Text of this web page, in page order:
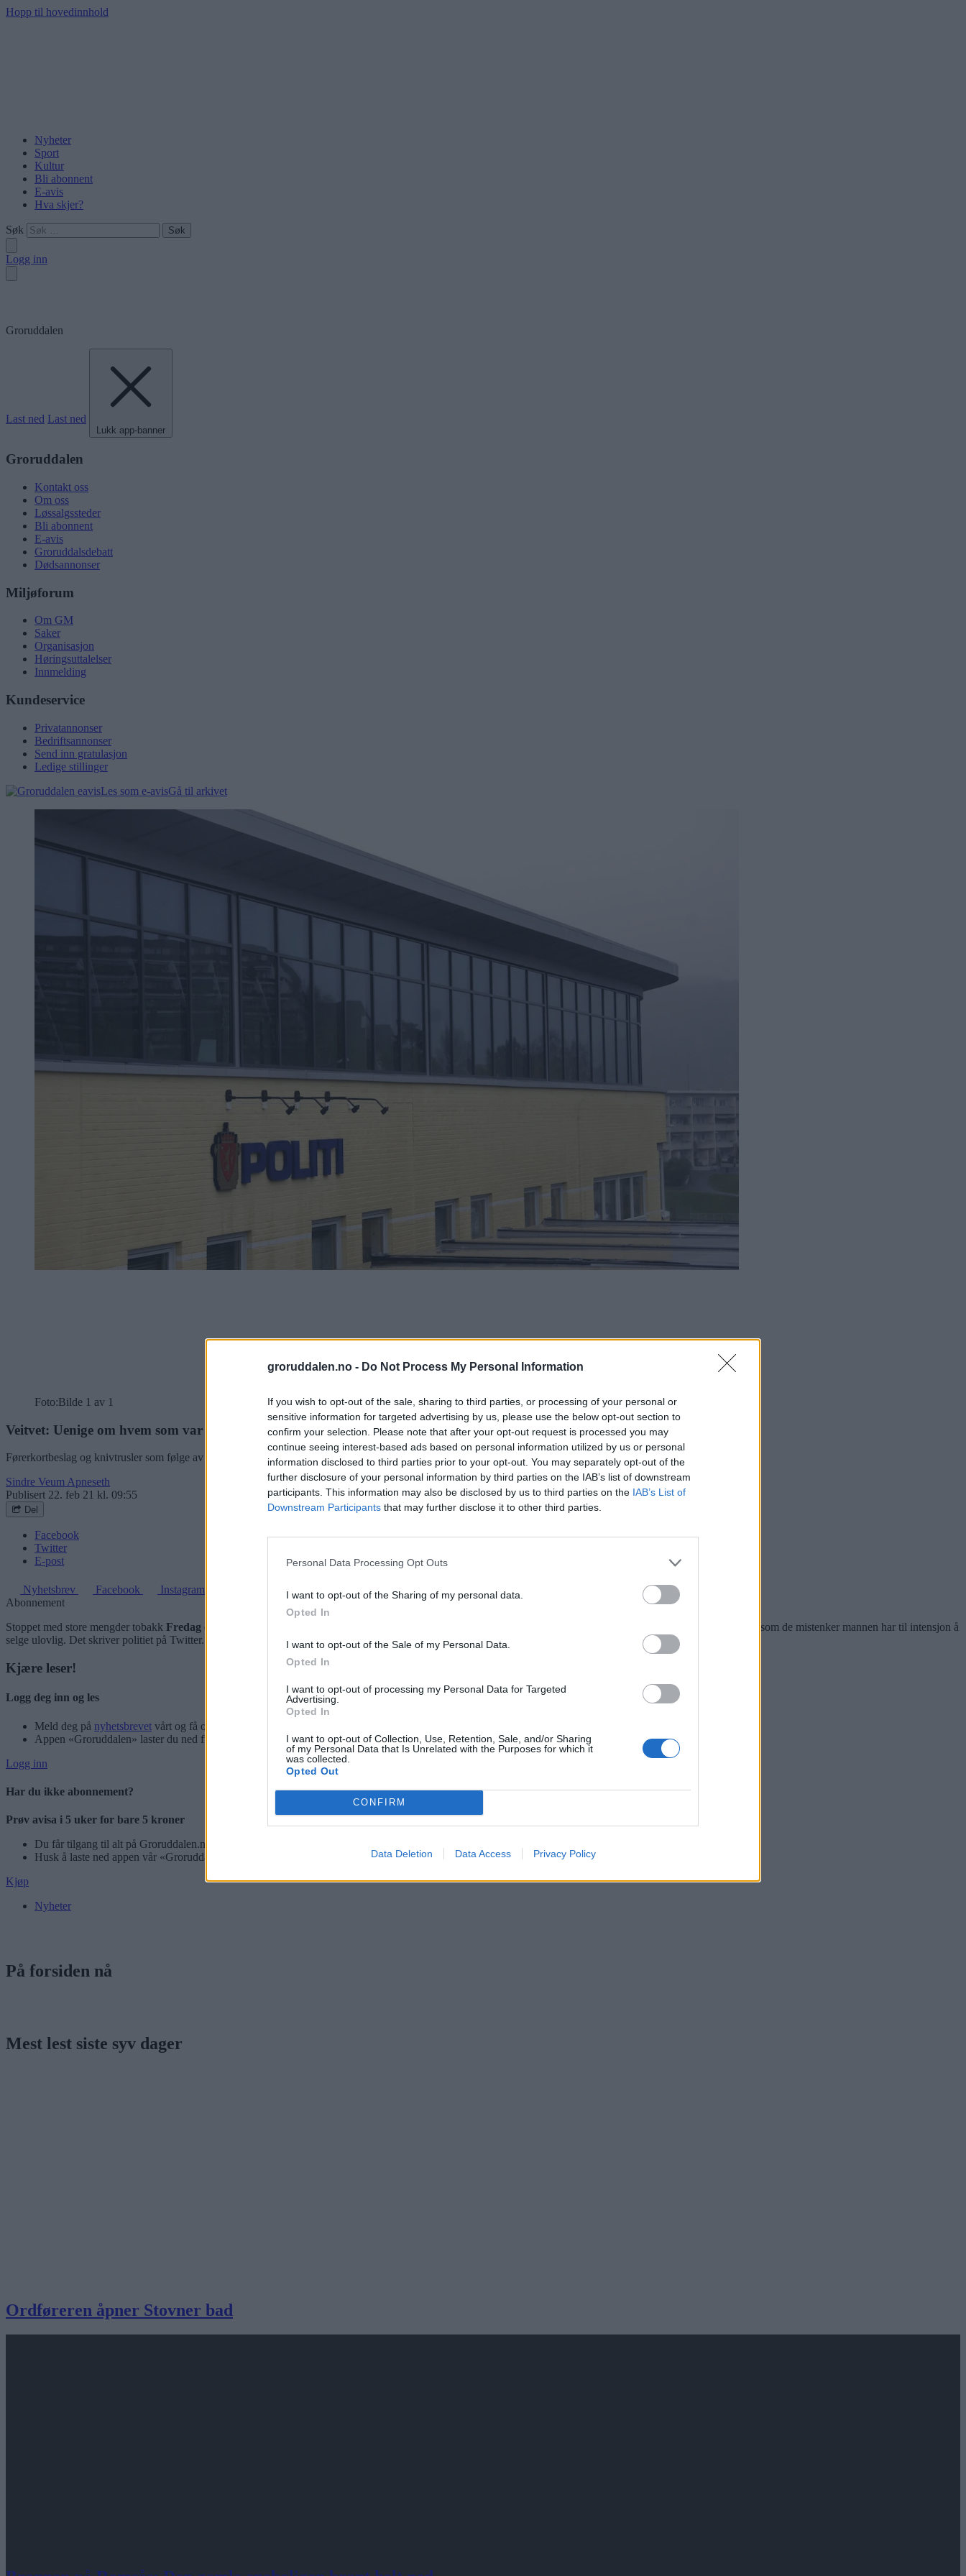
groruddalen.no - Do Not Process My Personal Information
If you wish to opt-out of the sale, sharing to third parties, or processing of your personal or
sensitive information for targeted advertising by us, please use the below opt-out section to
confirm your selection. Please note that after your opt-out request is processed you may
continue seeing interest-based ads based on personal information utilized by us or personal
information disclosed to third parties prior to your opt-out. You may separately opt-out of the
further disclosure of your personal information by third parties on the IAB’s list of downstream
participants. This information may also be disclosed by us to third parties on the IAB’s List of
Downstream Participants that may further disclose it to other third parties.
Personal Data Processing Opt Outs
I want to opt-out of the Sharing of my personal data.
Opted In
I want to opt-out of the Sale of my Personal Data.
Opted In
I want to opt-out of processing my Personal Data for Targeted
Advertising.
Opted In
I want to opt-out of Collection, Use, Retention, Sale, and/or Sharing
of my Personal Data that Is Unrelated with the Purposes for which it
was collected.
Opted Out
CONFIRM
Data Deletion Data Access Privacy Policy
Hopp til hovedinnhold
Nyheter
Sport
Kultur
Bli abonnent
E-avis
Hva skjer?
Søk
Logg inn
Groruddalen
Last ned Last ned
Lukk app-banner
Groruddalen
Kontakt oss
Om oss
Løssalgssteder
Bli abonnent
E-avis
Groruddalsdebatt
Dødsannonser
Miljøforum
Om GM
Saker
Organisasjon
Høringsuttalelser
Innmelding
Kundeservice
Privatannonser
Bedriftsannonser
Send inn gratulasjon
Ledige stillinger
Les som e-avisGå til arkivet
Foto:Bilde 1 av 1
Veitvet: Uenige om hvem som var sterkest – politiet rykket ut
Førerkortbeslag og knivtrusler som følge av uenighet om hvem som er sterkest er bare to av flere hendelser fra helgen i Groruddalen.
Sindre Veum Apneseth
Publisert 22. feb 21 kl. 09:55
Del
Facebook
Twitter
E-post
Nyhetsbrev Facebook
Instagram
Abonnement
Stoppet med store mengder tobakk Fredag ettermiddag blir en mann anholdt på Grorud senter.
I sekken og posen til mannen finner politiet store mengder tobakk som de mistenker mannen har til intensjon å
selge ulovlig. Det skriver politiet på Twitter.
Kjære leser!
Logg deg inn og les
Meld deg på nyhetsbrevet vårt og få oppdateringer rett i innboksen.
Appen «Groruddalen» laster du ned fra App Store og Google Play
Logg inn
Har du ikke abonnement?
Prøv avisa i 5 uker for bare 5 kroner
Du får tilgang til alt på Groruddalen.no – også eAvisen vår!
Husk å laste ned appen vår «Groruddalen» for best mulig leseopplevelse.
Kjøp
Nyheter
På forsiden nå
Mest lest siste syv dager
Ordføreren åpner Stovner bad